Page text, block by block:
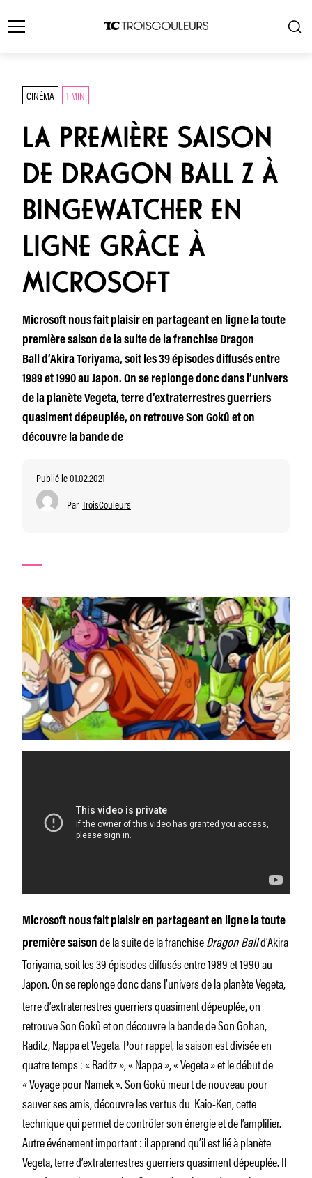
CINÉMA 1 MIN
LA PREMIÈRE SAISON
DE DRAGON BALL Z À
BINGEWATCHER EN
LIGNE GRÂCE À
MICROSOFT
Microsoft nous fait plaisir en partageant en ligne la toute
première saison de la suite de la franchise Dragon
Ball d’Akira Toriyama, soit les 39 épisodes diffusés entre
1989 et 1990 au Japon. On se replonge donc dans l’univers
de la planète Vegeta, terre d’extraterrestres guerriers
quasiment dépeuplée, on retrouve Son Gokû et on
découvre la bande de
Publié le 01.02.2021
Par TroisCouleurs
Microsoft nous fait plaisir en partageant en ligne la toute
première saison de la suite de la franchiseDragon Balld’Akira
Toriyama, soit les 39 épisodes diffusés entre 1989 et 1990 au
Japon.On se replonge donc dans l’univers de la planète Vegeta,
terre d’extraterrestres guerriers quasiment dépeuplée, on
retrouve Son Gokû et on découvre la bande de Son Gohan,
Raditz, Nappa et Vegeta. Pour rappel, la saison est divisée en
quatre temps : « Raditz », « Nappa », « Vegeta » et le début de
« Voyage pour Namek ». Son Gokû meurt de nouveau pour
sauver ses amis, découvre les vertus du Kaio-Ken, cette
technique qui permet de contrôler son énergie et de l’amplifier.
Autre événement important : il apprend qu’il est lié à planète
Vegeta, terre d’extraterrestres guerriers quasiment dépeuplée. Il